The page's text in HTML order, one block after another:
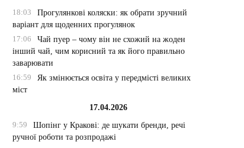
18:03
Прогулянкові коляски: як обрати зручний
варіант для щоденних прогулянок
17:06
Чай пуер – чому він не схожий на жоден
інший чай, чим корисний та як його правильно
заварювати
16:59
Як змінюється освіта у передмісті великих
міст
17.04.2026
9:59
Шопінг у Кракові: де шукати бренди, речі
ручної роботи та розпродажі